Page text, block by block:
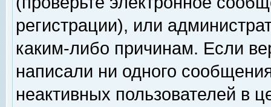
регистрации), или
каким-либо причинам. Если
написали ни одного
неактивных пользователей в